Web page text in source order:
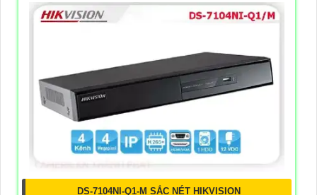
DS-7104NI-Q1-M SẮC NÉT HIKVISION